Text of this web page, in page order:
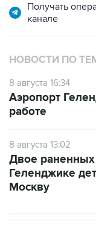
Получать
канале
НОВОСТИ ПО
8 августа 16:34
Аэропорт
работе
8 августа 13:02
Двое
Геленджике
Москву